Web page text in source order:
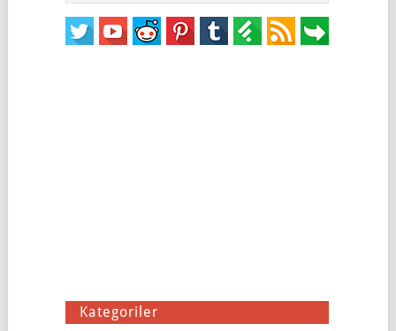
Kategoriler